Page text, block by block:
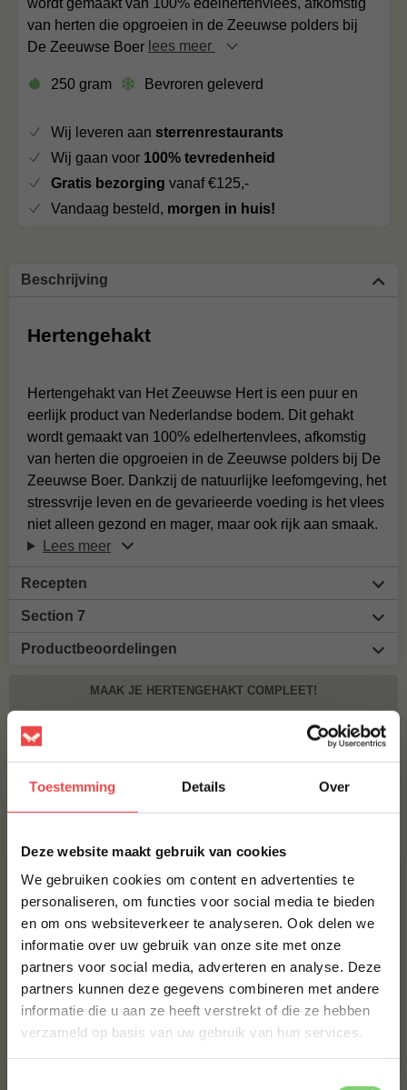
Toestemming Details Over
Deze website maakt gebruik van cookies
We gebruiken cookies om content en advertenties te
personaliseren, om functies voor social media te bieden
en om ons websiteverkeer te analyseren. Ook delen we
informatie over uw gebruik van onze site met onze
partners voor social media, adverteren en analyse. Deze
partners kunnen deze gegevens combineren met andere
informatie die u aan ze heeft verstrekt of die ze hebben
verzameld op basis van uw gebruik van hun services.
van herten die opgroeien in de Zeeuwse polders bij
De Zeeuwse Boer lees meer
250 gram Bevroren geleverd
Wij leveren aan sterrenrestaurants
Wij gaan voor 100% tevredenheid
Gratis bezorging vanaf €125,-
Vandaag besteld, morgen in huis!
Beschrijving
Hertengehakt
Hertengehakt van Het Zeeuwse Hert is een puur en
eerlijk product van Nederlandse bodem. Dit gehakt
wordt gemaakt van 100% edelhertenvlees, afkomstig
van herten die opgroeien in de Zeeuwse polders bij De
Zeeuwse Boer. Dankzij de natuurlijke leefomgeving, het
stressvrije leven en de gevarieerde voeding is het vlees
niet alleen gezond en mager, maar ook rijk aan smaak.
Lees meer
Recepten
Section 7
Productbeoordelingen
MAAK JE HERTENGEHAKT COMPLEET!
€ 5,50
Bestel alles
Eendenborstfilet
(21 )
Lamsgehakt
(2 )
10% korting op je
eerste bestelling*
Schrijf je in voor onze nieuwsbrief en ontvang direct
10% korting op jouw eerste bestelling.
VOORNAAM